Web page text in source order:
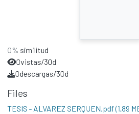
0% similitud
0vistas/30d
0descargas/30d
Files
TESIS - ALVAREZ SERQUEN.pdf(1.89